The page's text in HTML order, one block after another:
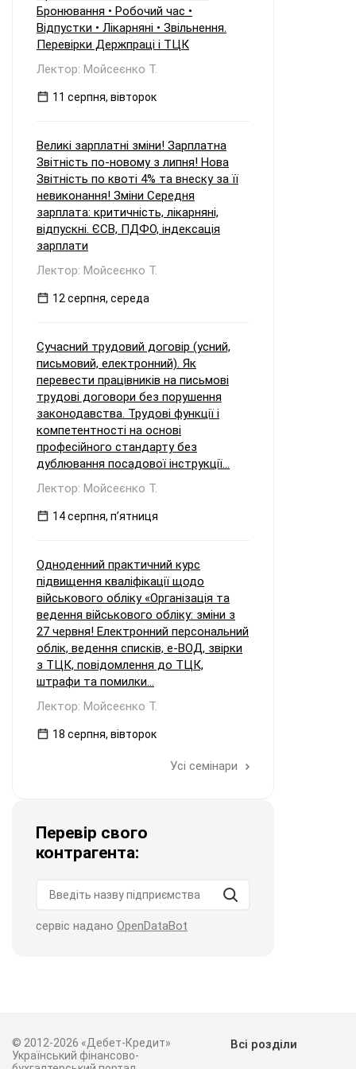
Бронювання • Робочий час •
Відпустки • Лікарняні • Звільнення.
Перевірки Держпраці і ТЦК
Лектор: Мойсеєнко Т.
11 серпня, вівторок
Великі зарплатні зміни! Зарплатна
Звітність по-новому з липня! Нова
Звітність по квоті 4% та внеску за її
невиконання! Зміни Середня
зарплата: критичність, лікарняні,
відпускні. ЄСВ, ПДФО, індексація
зарплати
Лектор: Мойсеєнко Т.
12 серпня, середа
Сучасний трудовий договір (усний,
письмовий, електронний). Як
перевести працівників на письмові
трудові договори без порушення
законодавства. Трудові функції і
компетентності на основі
професійного стандарту без
дублювання посадової інструкції...
Лектор: Мойсеєнко Т.
14 серпня, пʼятниця
Одноденний практичний курс
підвищення кваліфікації щодо
військового обліку «Організація та
ведення військового обліку: зміни з
27 червня! Електронний персональний
облік, ведення списків, е-ВОД, звірки
з ТЦК, повідомлення до ТЦК,
штрафи та помилки...
Лектор: Мойсеєнко Т.
18 серпня, вівторок
Усі семінари
Перевір свого
контрагента:
сервіс надано OpenDataBot
© 2012-2026 «Дебет-Кредит»
Український фінансово-
Всі розділи